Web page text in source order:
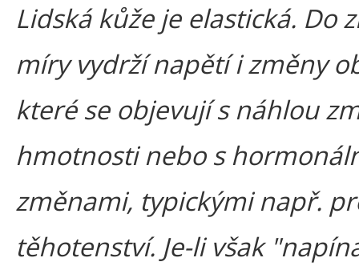
Lidská kůže je elastická. Do
míry vydrží napětí i změny
které se objevují s náhlou
hmotnosti nebo s
změnami, typickými např.
těhotenství. Je-li však